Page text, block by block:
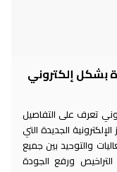
بشكل إلكتروني
تعرف على التفاصيل
الجديدة التي
والتوحيد بين جميع
ورفع الجودة